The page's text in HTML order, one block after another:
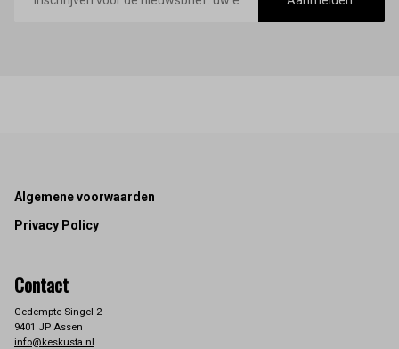
Footer
Algemene voorwaarden
Privacy Policy
Contact
Gedempte Singel 2
9401 JP Assen
info@keskusta.nl